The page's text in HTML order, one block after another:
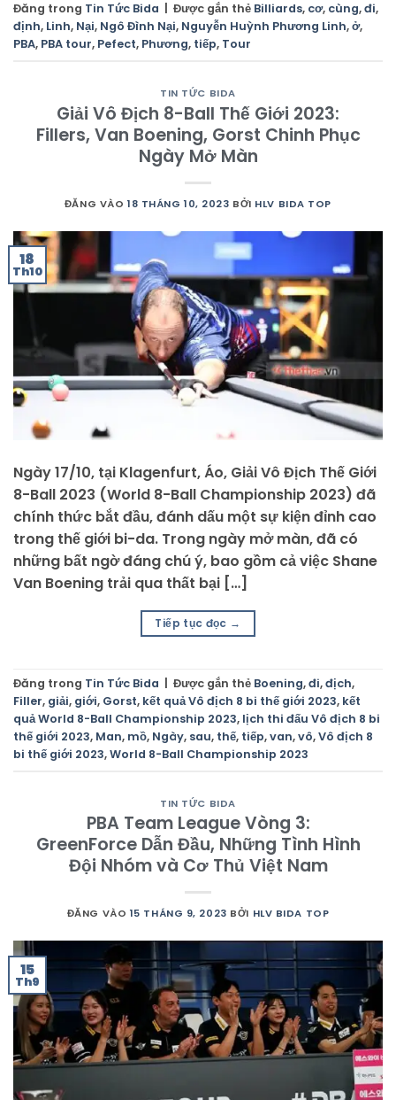
Đăng trong Tin Tức Bida Được gắn thẻ Billiards, cơ, cùng,đi,
định, Linh, Nại, Ngô Đình Nại, Nguyễn Huỳnh Phương Linh,ở,
PBA, PBA tour, Pefect, Phương, tiếp, Tour
TIN TỨC BIDA
Giải Vô Địch 8-Ball Thế Giới 2023:
Fillers, Van Boening, Gorst Chinh Phục
Ngày Mở Màn
ĐĂNG VÀO 18 THÁNG 10, 2023 BỞI HLV BIDA TOP
18
Th10
Ngày 17/10, tại Klagenfurt, Áo, Giải Vô Địch Thế Giới
8-Ball 2023 (World 8-Ball Championship 2023) đã
chính thức bắt đầu, đánh dấu một sự kiện đỉnh cao
trong thế giới bi-da. Trong ngày mở màn, đã có
những bất ngờ đáng chú ý, bao gồm cả việc Shane
Van Boening trải qua thất bại […]
Tiếp tục đọc →
Đăng trong Tin Tức Bida Được gắn thẻ Boening,đi,địch,
Filler, giải, giới, Gorst, kết quả Vô địch 8 bi thế giới 2023, kết
quả World 8-Ball Championship 2023, lịch thi đấu Vô địch 8 bi
thế giới 2023, Man, mồ, Ngày, sau, thế, tiếp,van,vô,Vô địch 8
bi thế giới 2023,World 8-Ball Championship 2023
TIN TỨC BIDA
PBA Team League Vòng 3:
GreenForce Dẫn Đầu, Những Tình Hình
Đội Nhóm và Cơ Thủ Việt Nam
ĐĂNG VÀO 15 THÁNG 9, 2023 BỞI HLV BIDA TOP
15
Th9